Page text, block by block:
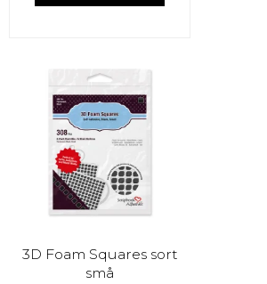
3D Foam Squares sort
små